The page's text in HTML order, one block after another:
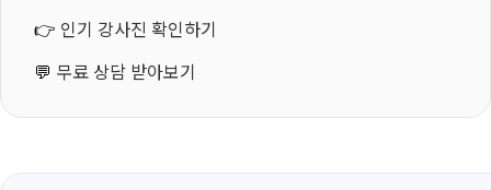
👉 인기 강사진 확인하기
💬 무료 상담 받아보기